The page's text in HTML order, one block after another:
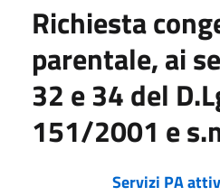
Richiesta
parentale, ai
32 e 34 del
151/2001 e
Servizi PA